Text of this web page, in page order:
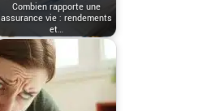
Combien rapporte une
assurance vie : rendements
et…